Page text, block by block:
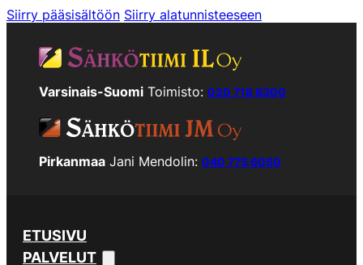
Siirry pääsisältöön Siirry alatunnisteeseen
Varsinais-Suomi Toimisto: 020 718 8300
Pirkanmaa Jani Mendolin: 040 775 6050
ETUSIVU
PALVELUT